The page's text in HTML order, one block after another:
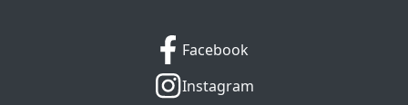
Facebook
Instagram